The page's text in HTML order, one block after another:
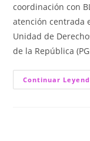
coordinación con
atención centrada
Unidad de
de la República
Continuar